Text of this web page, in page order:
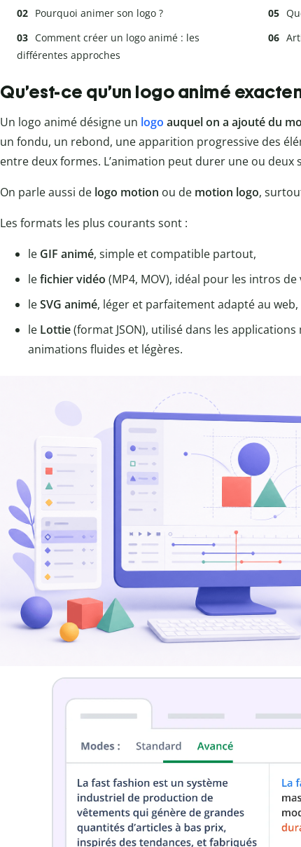
Pourquoi animer son logo ?
Comment créer un logo animé : les
différentes approches
Qu’est-ce qu’un logo animé
Un logo animé désigne un logo auquel on a ajouté du
un fondu, un rebond, une apparition progressive des
entre deux formes. L’animation peut durer une ou deux
On parle aussi de logo motion ou de motion logo,
Les formats les plus courants sont :
le GIF animé, simple et compatible partout,
lefichier vidéo (MP4, MOV), idéal pour les intros
leSVG animé, léger et parfaitement adapté au web,
le Lottie(format JSON), utilisé dans les
animations fluides et légères.